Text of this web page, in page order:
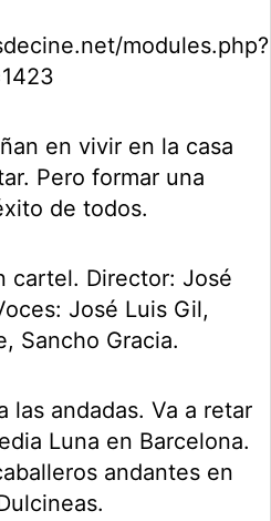
modules.php?
en vivir en la casa
Pero formar una
de todos.
cartel. Director: José
José Luis Gil,
Sancho Gracia.
las andadas. Va a retar
Luna en Barcelona.
andantes en